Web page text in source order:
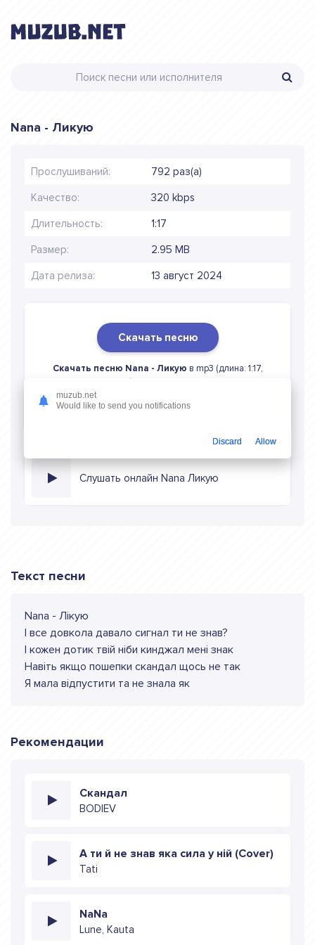
Nana - Ликую
Прослушиваний: 792 раз(а)
Качество: 320 kbps
Длительность: 1:17
Размер: 2.95 MB
Дата релиза: 13 август 2024
Скачать песню
Скачать песню Nana - Ликую в mp3 (длина: 1:17,
качество: 320 кбитс) бесплатно или слушать музыку в
Слушать онлайн Nana Ликую
Текст песни
Nana - Лiкую
I все довкола давало сигнал ти не знав?
I кожен дотик твiй нiби кинджал менi знак
Навiть якщо пошепки скандал щось не так
Я мала вiдпустити та не знала як
Рекомендации
Скандал
BODIEV
А ти й не знав яка сила у ній (Cover)
Tati
NaNa
Lune, Kauta
muzub.net
Would like to send you notifications
Discard Allow